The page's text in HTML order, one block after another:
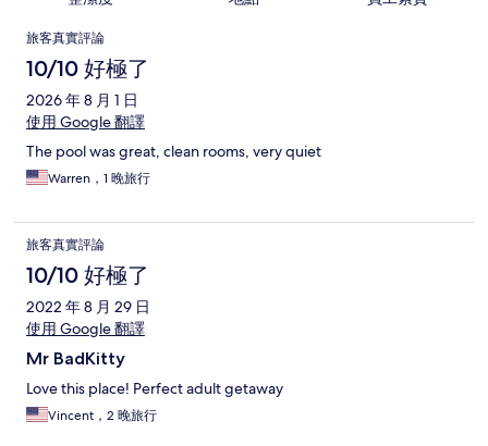
評
論
旅客真實評論
10/10 好極了
2026 年 8 月 1 日
使用 Google 翻譯
The pool was great, clean rooms, very quiet
Warren，1 晚旅行
旅客真實評論
10/10 好極了
2022 年 8 月 29 日
使用 Google 翻譯
Mr BadKitty
Love this place! Perfect adult getaway
Vincent，2 晚旅行